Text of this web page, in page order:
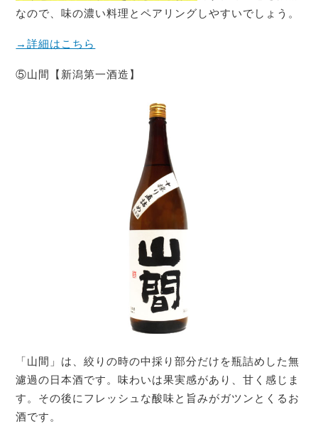
なので、味の濃い料理とペアリングしやすいでしょう。
→詳細はこちら
⑤山間【新潟第一酒造】
「山間」は、絞りの時の中採り部分だけを瓶詰めした無
濾過の日本酒です。味わいは果実感があり、甘く感じま
す。その後にフレッシュな酸味と旨みがガツンとくるお
酒です。